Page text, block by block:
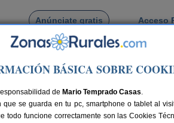
Anúnciate gratis Acceso
pueblo
del Rio
BÁSICA SOBRE
de Mario Temprado Casas.
se guarda en tu pc, smartphone o tablet al
funcione correctamente son las Cookies